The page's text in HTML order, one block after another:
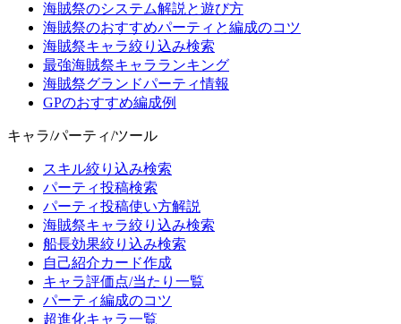
海賊祭のシステム解説と遊び方
海賊祭のおすすめパーティと編成のコツ
海賊祭キャラ絞り込み検索
最強海賊祭キャラランキング
海賊祭グランドパーティ情報
GPのおすすめ編成例
キャラ/パーティ/ツール
スキル絞り込み検索
パーティ投稿検索
パーティ投稿使い方解説
海賊祭キャラ絞り込み検索
船長効果絞り込み検索
自己紹介カード作成
キャラ評価点/当たり一覧
パーティ編成のコツ
超進化キャラ一覧